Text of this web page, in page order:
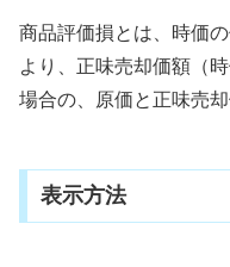
商品評価損とは、時価
より、正味売却価額（
場合の、原価と正味売
表示方法